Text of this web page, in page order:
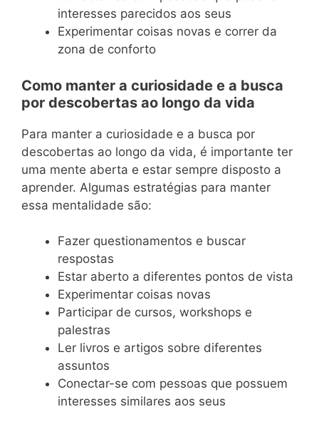
interesses parecidos aos seus
Experimentar coisas novas e correr da
zona de conforto
Como manter a curiosidade e a busca
por descobertas ao longo da vida
Para manter a curiosidade e a busca por
descobertas ao longo da vida, é importante ter
uma mente aberta e estar sempre disposto a
aprender. Algumas estratégias para manter
essa mentalidade são:
Fazer questionamentos e buscar
respostas
Estar aberto a diferentes pontos de vista
Experimentar coisas novas
Participar de cursos, workshops e
palestras
Ler livros e artigos sobre diferentes
assuntos
Conectar-se com pessoas que possuem
interesses similares aos seus